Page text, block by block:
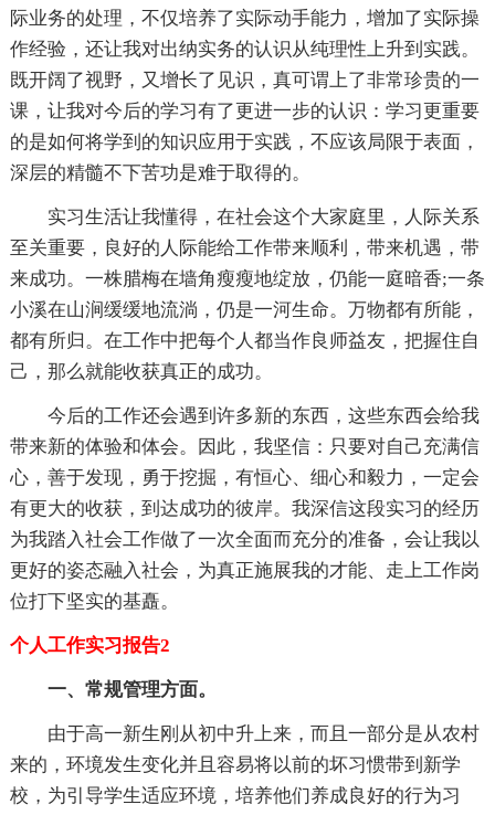
际业务的处理，不仅培养了实际动手能力，增加了实际操
作经验，还让我对出纳实务的认识从纯理性上升到实践。
既开阔了视野，又增长了见识，真可谓上了非常珍贵的一
课，让我对今后的学习有了更进一步的认识：学习更重要
的是如何将学到的知识应用于实践，不应该局限于表面，
深层的精髓不下苦功是难于取得的。
实习生活让我懂得，在社会这个大家庭里，人际关系
至关重要，良好的人际能给工作带来顺利，带来机遇，带
来成功。一株腊梅在墙角瘦瘦地绽放，仍能一庭暗香;一条
小溪在山涧缓缓地流淌，仍是一河生命。万物都有所能，
都有所归。在工作中把每个人都当作良师益友，把握住自
己，那么就能收获真正的成功。
今后的工作还会遇到许多新的东西，这些东西会给我
带来新的体验和体会。因此，我坚信：只要对自己充满信
心，善于发现，勇于挖掘，有恒心、细心和毅力，一定会
有更大的收获，到达成功的彼岸。我深信这段实习的经历
为我踏入社会工作做了一次全面而充分的准备，会让我以
更好的姿态融入社会，为真正施展我的才能、走上工作岗
位打下坚实的基矗。
个人工作实习报告2
一、常规管理方面。
由于高一新生刚从初中升上来，而且一部分是从农村
来的，环境发生变化并且容易将以前的坏习惯带到新学
校，为引导学生适应环境，培养他们养成良好的行为习